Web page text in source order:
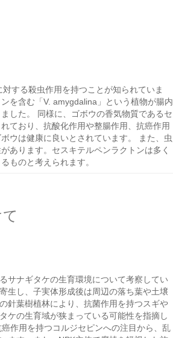
する殺虫作用を持つことが知られていま
を含む「V. amygdalina」という植物が腸内
した。 同様に、ゴボウの香気物質であるセ
ており、抗酸化作用や整腸作用、抗癌作用
ウは健康に良いとされています。 また、虫
あります。セスキテルペンラクトンは多く
ものと考えられます。
サナギタケの生育環境について考察してい
生し、子実体形成後は周辺の落ち葉や土壌
針葉樹植林により、抗菌作用を持つスギや
ケの生育域が狭まっている可能性を指摘し
作用を持つコルジセピンへの注目から、乱